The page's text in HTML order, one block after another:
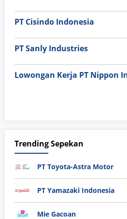
PT Cisindo Indonesia
PT Sanly Industries
Trending Sepekan
PT Toyota-Astra Motor
PT Yamazaki Indonesia
Mie Gacoan